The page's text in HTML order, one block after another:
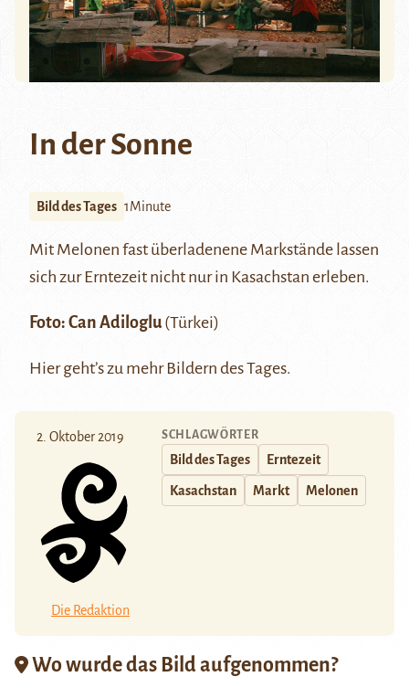
In der Sonne
Bild des Tages 1Minute
Mit Melonen fast überladenene Markstände lassen
sich zur Erntezeit nicht nur in Kasachstan erleben.
Foto: Can Adiloglu (Türkei)
Hiergeht’s zu mehr Bildern des Tages.
2. Oktober 2019
Die Redaktion
SCHLAGWÖRTER
Bild des Tages Erntezeit
Kasachstan Markt Melonen
Wo wurde das Bild aufgenommen?